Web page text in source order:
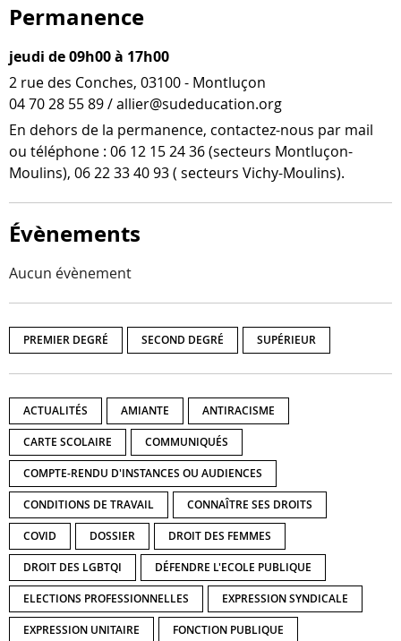
Permanence
jeudi de 09h00 à 17h00
2 rue des Conches, 03100 - Montluçon
04 70 28 55 89 / allier@sudeducation.org
En dehors de la per­ma­nence, contactez-​nous par mail
ou télé­phone : 06 12 15 24 36 (sec­teurs Montluçon-​
Moulins), 06 22 33 40 93 ( sec­teurs Vichy-Moulins).
Évènements
Aucun évènement
PREMIER DEGRÉ SECOND DEGRÉ SUPÉRIEUR
ACTUALITÉS AMIANTE ANTIRACISME
CARTE SCOLAIRE COMMUNIQUÉS
COMPTE-RENDU D'INSTANCES OU AUDIENCES
CONDITIONS DE TRAVAIL CONNAÎTRE SES DROITS
COVID DOSSIER DROIT DES FEMMES
DROIT DES LGBTQI DÉFENDRE L'ECOLE PUBLIQUE
ELECTIONS PROFESSIONNELLES EXPRESSION SYNDICALE
EXPRESSION UNITAIRE FONCTION PUBLIQUE